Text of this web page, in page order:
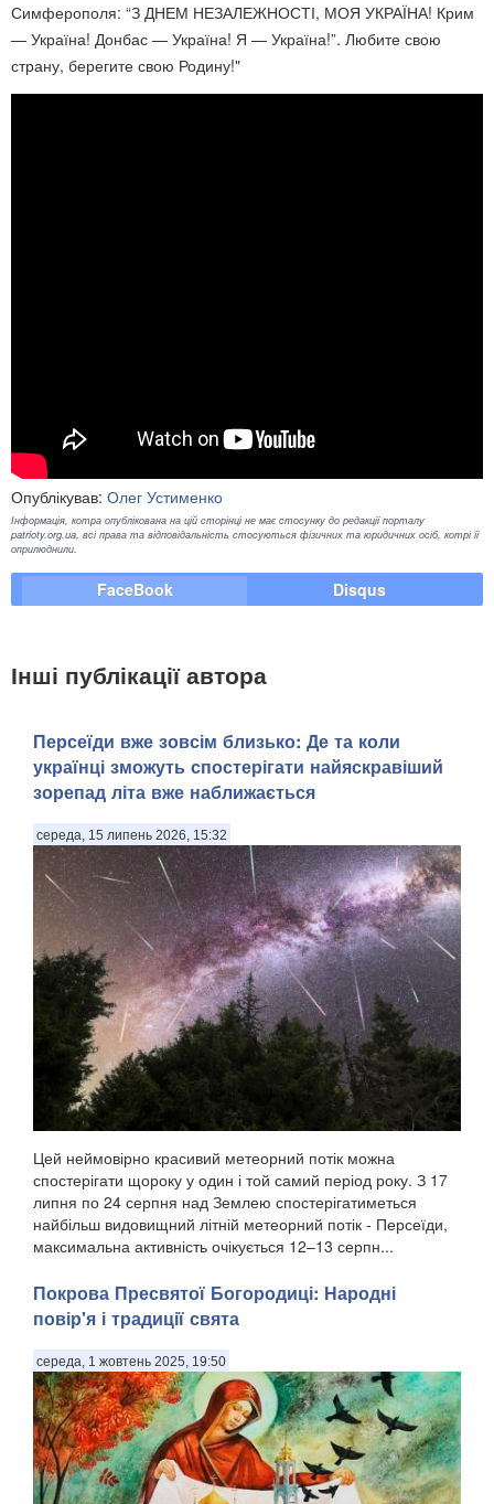
Симферополя: “З ДНЕМ НЕЗАЛЕЖНОСТІ, МОЯ УКРАЇНА! Крим
— Україна! Донбас — Україна! Я — Україна!”. Любите свою
страну, берегите свою Родину!"
Опублікував: Олег Устименко
Інформація, котра опублікована на цій сторінці не має стосунку до редакції порталу
patrioty.org.ua, всі права та відповідальність стосуються фізичних та юридичних осіб, котрі її
оприлюднили.
FaceBook Disqus
Інші публікації автора
Персеїди вже зовсім близько: Де та коли
українці зможуть спостерігати найяскравіший
зорепад літа вже наближається
середа, 15 липень 2026, 15:32
Цей неймовірно красивий метеорний потік можна
спостерігати щороку у один і той самий період року. З 17
липня по 24 серпня над Землею спостерігатиметься
найбільш видовищний літній метеорний потік - Персеїди,
максимальна активність очікується 12–13 серпн...
Покрова Пресвятої Богородиці: Народні
повір'я і традиції свята
середа, 1 жовтень 2025, 19:50